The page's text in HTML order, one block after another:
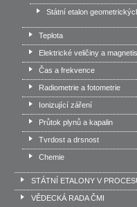
Státní etalon
Teplota
Elektrické veličiny a
Čas a frekvence
Radiometrie a fotometrie
Ionizující záření
Průtok plynů a kapalin
Tvrdost a drsnost
Chemie
STÁTNÍ ETALONY V
VĚDECKÁ RADA ČMI